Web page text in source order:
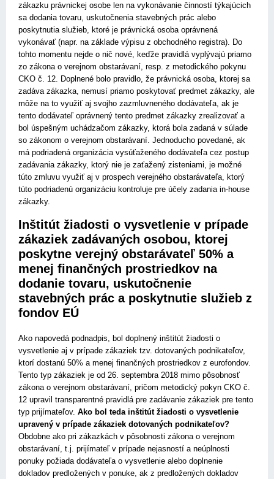
zákazku právnickej osobe len na vykonávanie činností týkajúcich
sa dodania tovaru, uskutočnenia stavebných prác alebo
poskytnutia služieb, ktoré je právnická osoba oprávnená
vykonávať (napr. na základe výpisu z obchodného registra). Do
tohto momentu nejde o nič nové, keďže pravidlá vyplývajú priamo
zo zákona o verejnom obstarávaní, resp. z metodického pokynu
CKO č. 12. Doplnené bolo pravidlo, že právnická osoba, ktorej sa
zadáva zákazka, nemusí priamo poskytovať predmet zákazky, ale
môže na to využiť aj svojho zazmluvneného dodávateľa, ak je
tento dodávateľ oprávnený tento predmet zákazky zrealizovať a
bol úspešným uchádzačom zákazky, ktorá bola zadaná v súlade
so zákonom o verejnom obstarávaní. Jednoducho povedané, ak
má podriadená organizácia vysúťaženého dodávateľa cez postup
zadávania zákazky, ktorý nie je zaťažený zisteniami, je možné
túto zmluvu využiť aj v prospech verejného obstarávateľa, ktorý
túto podriadenú organizáciu kontroluje pre účely zadania in-house
zákazky.
Inštitút žiadosti o vysvetlenie v prípade
zákaziek zadávaných osobou, ktorej
poskytne verejný obstarávateľ 50% a
menej finančných prostriedkov na
dodanie tovaru, uskutočnenie
stavebných prác a poskytnutie služieb z
fondov EÚ
Ako napovedá podnadpis, bol doplnený inštitút žiadosti o
vysvetlenie aj v prípade zákaziek tzv. dotovaných podnikateľov,
ktorí dostanú 50% a menej finančných prostriedkov z eurofondov.
Tento typ zákaziek je od 26. septembra 2018 mimo pôsobnosť
zákona o verejnom obstarávaní, pričom metodický pokyn CKO č.
12 upravil transparentné pravidlá pre zadávanie zákaziek pre tento
typ prijímateľov. Ako bol teda inštitút žiadosti o vysvetlenie
upravený v prípade zákaziek dotovaných podnikateľov?
Obdobne ako pri zákazkách v pôsobnosti zákona o verejnom
obstarávaní, t.j. prijímateľ v prípade nejasností a neúplnosti
ponuky požiada dodávateľa o vysvetlenie alebo doplnenie
dokladov predložených v ponuke, ak z predložených dokladov